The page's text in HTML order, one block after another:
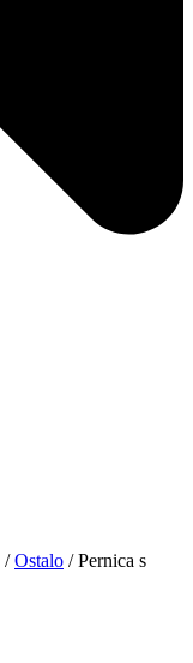
/Ostalo / Pernica s